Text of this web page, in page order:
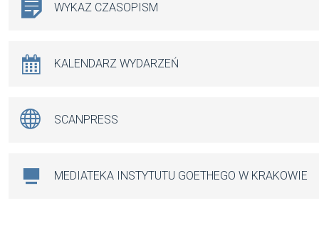
WYKAZ CZASOPISM
KALENDARZ WYDARZEŃ
SCANPRESS
MEDIATEKA INSTYTUTU GOETHEGO W KRAKOWIE